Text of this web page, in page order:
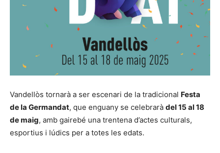
Vandellòs tornarà a ser escenari de la tradicional Festa
de la Germandat, que enguany se celebrarà del 15 al 18
de maig, amb gairebé una trentena d’actes culturals,
esportius i lúdics per a totes les edats.